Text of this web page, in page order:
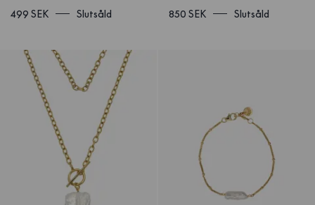
499 SEK
Slutsåld 850 SEK Slutsåld